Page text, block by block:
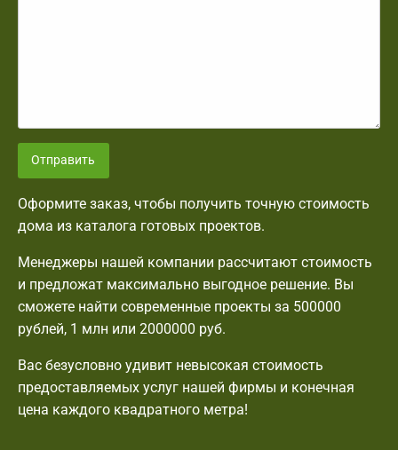
Отправить
Оформите заказ, чтобы получить точную стоимость
дома из каталога готовых проектов.
Менеджеры нашей компании рассчитают стоимость
и предложат максимально выгодное решение. Вы
сможете найти современные проекты за 500000
рублей, 1 млн или 2000000 руб.
Вас безусловно удивит невысокая стоимость
предоставляемых услуг нашей фирмы и конечная
цена каждого квадратного метра!